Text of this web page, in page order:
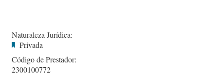
Naturaleza Jurídica:
Privada
Código de Prestador:
2300100772